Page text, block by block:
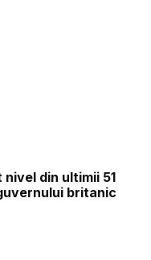
din ultimii 51
britanic